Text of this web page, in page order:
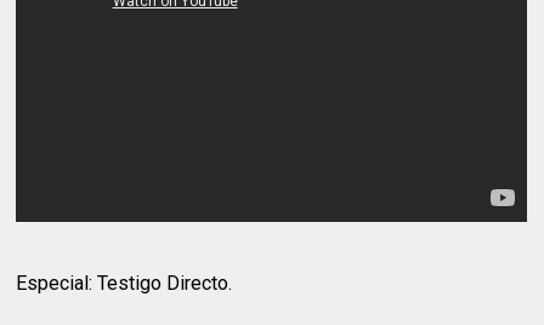
Especial: Testigo Directo.